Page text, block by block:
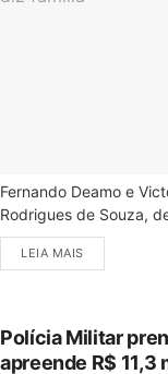
Fernando Deamo e
Rodrigues de Souza,
LEIA MAIS
Polícia Militar
apreende R$ 11,3